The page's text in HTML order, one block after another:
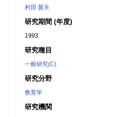
村田 翼夫
研究期間 (年度)
1993
研究種目
一般研究(C)
研究分野
教育学
研究機関